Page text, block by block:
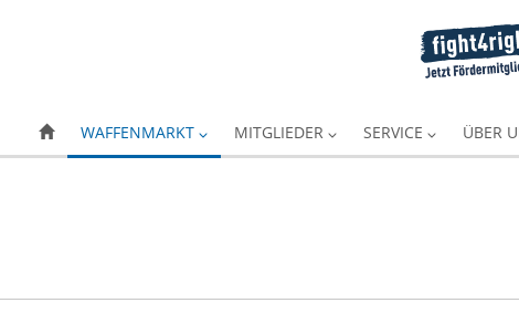
WAFFENMARKT MITGLIEDER SERVICE ÜBER